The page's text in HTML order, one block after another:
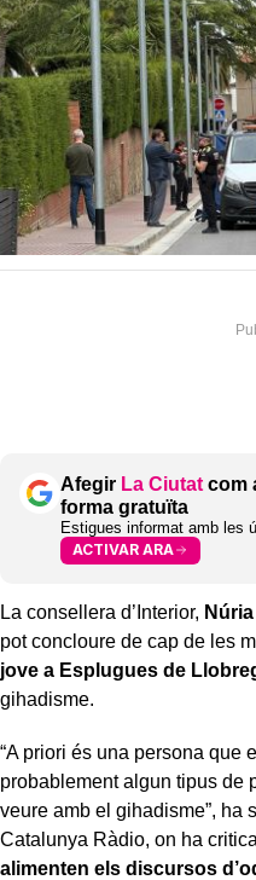
Afegir La Ciutat com
forma gratuïta
Estigues informat amb les
ACTIVAR ARA
La consellera d’Interior,
pot concloure de cap de les
jove a Esplugues de
gihadisme.
“A priori és una persona que
probablement algun tipus de
veure amb el gihadisme”, ha
Catalunya Ràdio, on ha
alimenten els discursos